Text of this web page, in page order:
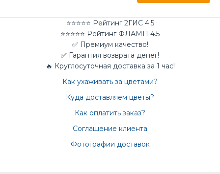
⭐⭐⭐⭐⭐ Рейтинг 2ГИС 4.5
⭐⭐⭐⭐⭐ Рейтинг ФЛАМП 4.5
✅ Премиум качество!
✅ Гарантия возврата денег!
🔥 Круглосуточная доставка за 1 час!
Как ухаживать за цветами?
Куда доставляем цветы?
Как оплатить заказ?
Соглашение клиента
Фотографии доставок